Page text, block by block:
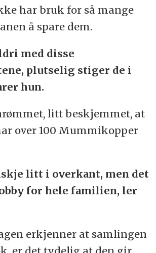
har bruk for så mange
å spare dem.
med disse
plutselig stiger de i
hun.
litt beskjemmet, at
over 100 Mummikopper
litt i overkant, men det
for hele familien, ler
erkjenner at samlingen